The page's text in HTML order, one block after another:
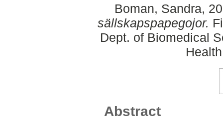
Boman, Sandra,
sällskapspapegojor.
Dept. of Biomedical
Abstract